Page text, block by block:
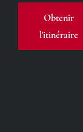
Obtenir
l'itinéraire